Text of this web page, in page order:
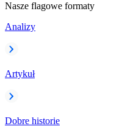
Nasze flagowe formaty
Analizy
Artykuł
Dobre historie